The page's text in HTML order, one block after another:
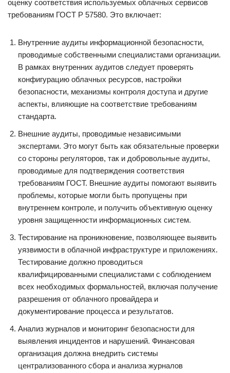
оценку соответствия используемых облачных сервисов
требованиям ГОСТ Р 57580. Это включает:
Внутренние аудиты информационной безопасности,
проводимые собственными специалистами организации.
В рамках внутренних аудитов следует проверять
конфигурацию облачных ресурсов, настройки
безопасности, механизмы контроля доступа и другие
аспекты, влияющие на соответствие требованиям
стандарта.
Внешние аудиты, проводимые независимыми
экспертами. Это могут быть как обязательные проверки
со стороны регуляторов, так и добровольные аудиты,
проводимые для подтверждения соответствия
требованиям ГОСТ. Внешние аудиты помогают выявить
проблемы, которые могли быть пропущены при
внутреннем контроле, и получить объективную оценку
уровня защищенности информационных систем.
Тестирование на проникновение, позволяющее выявить
уязвимости в облачной инфраструктуре и приложениях.
Тестирование должно проводиться
квалифицированными специалистами с соблюдением
всех необходимых формальностей, включая получение
разрешения от облачного провайдера и
документирование процесса и результатов.
Анализ журналов и мониторинг безопасности для
выявления инцидентов и нарушений. Финансовая
организация должна внедрить системы
централизованного сбора и анализа журналов